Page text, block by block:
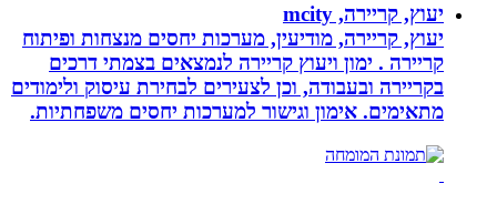
יעוץ, קריירה, mcity
יעוץ, קריירה, מודיעין, מערכות יחסים מנצחות ופיתוח
קריירה . ימון ויעוץ קריירה לנמצאים בצמתי דרכים
בקריירה ובעבודה, וכן לצעירים לבחירת עיסוק ולימודים
מתאימים. אימון וגישור למערכות יחסים משפחתיות.